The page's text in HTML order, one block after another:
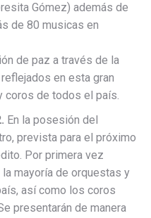
Gómez) además de
de 80 musicas en
de paz a través de la
en esta gran
coros de todos el país.
En la posesión del
prevista para el próximo
Por primera vez
mayoría de orquestas y
así como los coros
presentarán de manera